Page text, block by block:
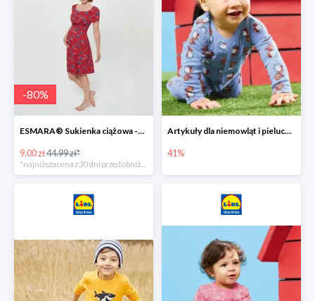
-80%
ESMARA® Sukienka ciążowa -79%
9.00 zł44.99 zł*
Artykuły dla niemowląt i pieluchy w Lidlu Online do -41%
41%